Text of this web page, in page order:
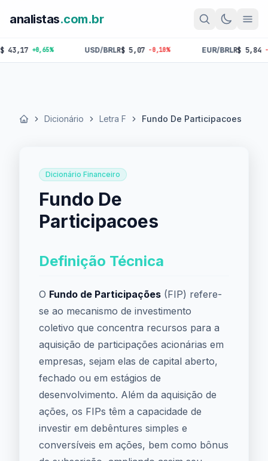
analistas.com.br
+0,65% USD/BRLR$ 5,07 -0,10% EUR/BRLR$ 5,84 -0,18%
Início Dicionário Letra F Fundo De Participacoes
Dicionário Financeiro
Fundo De
Participacoes
Definição Técnica
O Fundo de Participações (FIP) refere-
se ao mecanismo de investimento
coletivo que concentra recursos para a
aquisição de participações acionárias em
empresas, sejam elas de capital aberto,
fechado ou em estágios de
desenvolvimento. Além da aquisição de
ações, os FIPs têm a capacidade de
investir em debêntures simples e
conversíveis em ações, bem como bônus